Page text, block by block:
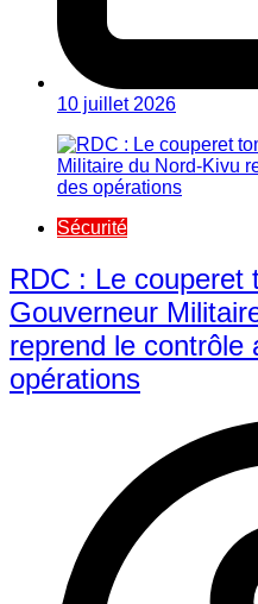
10 juillet 2026
Sécurité
RDC : Le couperet
Gouverneur
reprend le contrôle
opérations